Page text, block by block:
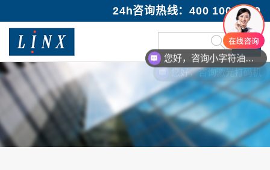
24h咨询热线：400 100 1089
您好，咨询小字符油墨喷码机
您好，咨询激光打码机